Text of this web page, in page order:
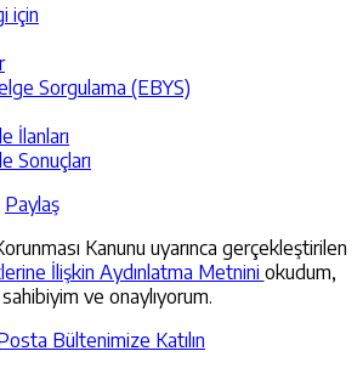
için
Sorgulama (EBYS)
İlanları
Sonuçları
Paylaş
Kanunu uyarınca gerçekleştirilen
İlişkin Aydınlatma Metnini okudum,
ve onaylıyorum.
Bültenimize Katılın